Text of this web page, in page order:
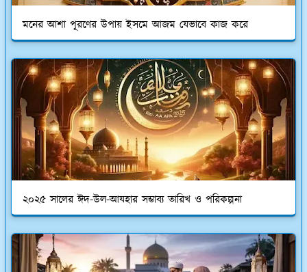
মনের আশা পূরণের উপায় ইসমে আজম যেভাবে কাজ করে
২০২৫ সালের ঈদ-উল-আযহার সম্ভাব্য তারিখ ও পরিকল্পনা